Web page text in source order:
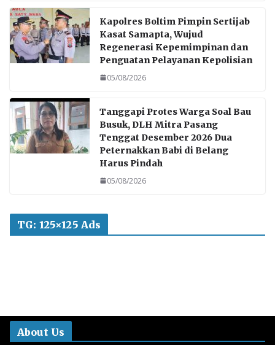
Kapolres Boltim Pimpin Sertijab
Kasat Samapta, Wujud
Regenerasi Kepemimpinan dan
Penguatan Pelayanan Kepolisian
05/08/2026
Tanggapi Protes Warga Soal Bau
Busuk, DLH Mitra Pasang
Tenggat Desember 2026 Dua
Peternakkan Babi di Belang
Harus Pindah
05/08/2026
TG: 125×125 Ads
About Us